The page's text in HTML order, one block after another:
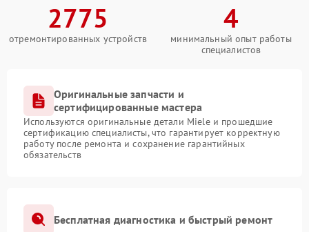
2775
отремонтированных устройств
4
минимальный опыт работы
специалистов
Оригинальные запчасти и
сертифицированные мастера
Используются оригинальные детали Miele и прошедшие
сертификацию специалисты, что гарантирует корректную
работу после ремонта и сохранение гарантийных
обязательств
Бесплатная диагностика и быстрый ремонт